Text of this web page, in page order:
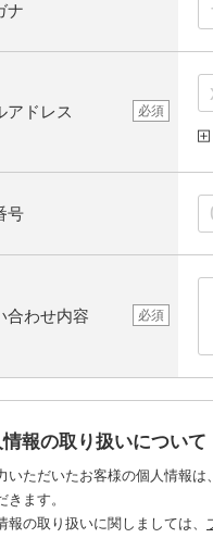
ナ
アドレス 必須
号
合わせ内容 必須
報の取り扱いについて
いただいたお客様の個人情報
きます。
報の取り扱いに関しましては、